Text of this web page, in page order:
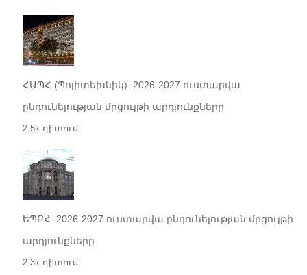
ՀԱՊՀ (Պոլիտեխնիկ). 2026-2027 ուստարվա
ընդունելության մրցույթի արդյունքները
2.5k դիտում
ԵՊԲՀ. 2026-2027 ուստարվա ընդունելության մրցույթի
արդյունքները
2.3k դիտում